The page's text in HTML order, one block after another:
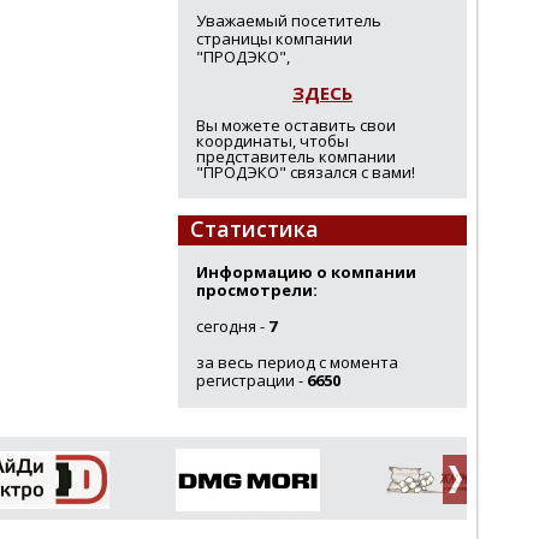
Уважаемый посетитель
страницы компании
"ПРОДЭКО",
ЗДЕСЬ
Вы можете оставить свои
координаты, чтобы
представитель компании
"ПРОДЭКО" связался с вами!
Статистика
Информацию о компании
просмотрели:
сегодня - 7
за весь период с момента
регистрации - 6650